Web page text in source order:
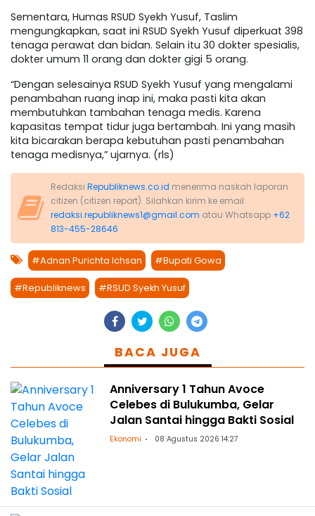
Sementara, Humas RSUD Syekh Yusuf, Taslim
mengungkapkan, saat ini RSUD Syekh Yusuf diperkuat 398
tenaga perawat dan bidan. Selain itu 30 dokter spesialis,
dokter umum 11 orang dan dokter gigi 5 orang.
“Dengan selesainya RSUD Syekh Yusuf yang mengalami
penambahan ruang inap ini, maka pasti kita akan
membutuhkan tambahan tenaga medis. Karena
kapasitas tempat tidur juga bertambah. Ini yang masih
kita bicarakan berapa kebutuhan pasti penambahan
tenaga medisnya,” ujarnya. (rls)
Redaksi Republiknews.co.id menerima naskah laporan
citizen (citizen report). Silahkan kirim ke email:
redaksi.republiknews1@gmail.com atau Whatsapp +62
813-455-28646
#Adnan Purichta Ichsan #Bupati Gowa
#Republiknews #RSUD Syekh Yusuf
BACA JUGA
Anniversary 1 Tahun Avoce
Celebes di Bulukumba, Gelar
Jalan Santai hingga Bakti Sosial
Ekonomi 08 Agustus 2026 14:27